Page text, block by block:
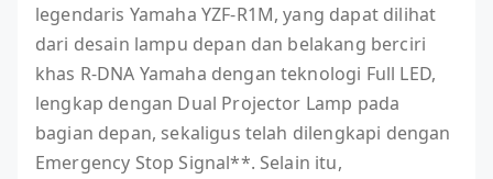
legendaris Yamaha YZF-R1M, yang dapat dilihat
dari desain lampu depan dan belakang berciri
khas R-DNA Yamaha dengan teknologi Full LED,
lengkap dengan Dual Projector Lamp pada
bagian depan, sekaligus telah dilengkapi dengan
Emergency Stop Signal**. Selain itu,